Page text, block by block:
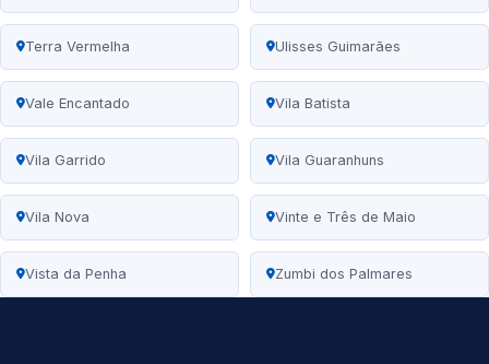
Terra Vermelha Ulisses Guimarães
Vale Encantado Vila Batista
Vila Garrido Vila Guaranhuns
Vila Nova Vinte e Três de Maio
Vista da Penha Zumbi dos Palmares